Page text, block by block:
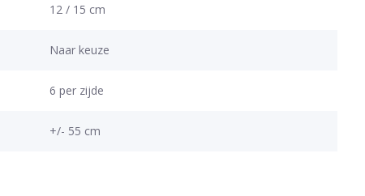
12 / 15 cm
Naar keuze
6 per zijde
+/- 55 cm